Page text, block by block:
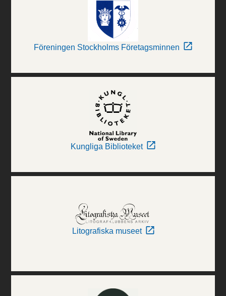
Föreningen Stockholms Företagsminnen
Kungliga Biblioteket
Litografiska museet